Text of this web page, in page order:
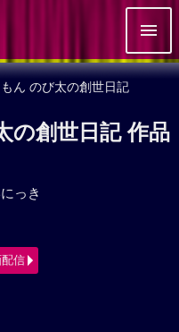
ん のび太の創世日記
の創世日記 作品
っき
信